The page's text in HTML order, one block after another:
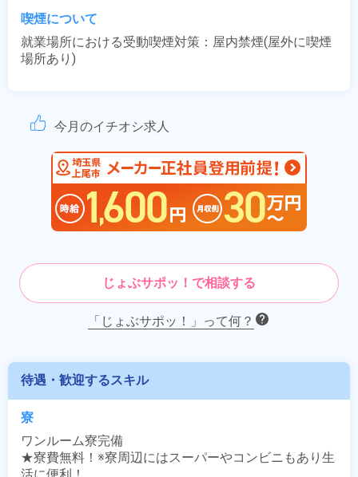
喫煙について
就業場所における受動喫煙対策：屋内禁煙(屋外に喫煙
場所あり)
今月のイチオシ求人
じょぶサポッ！で相談する
「じょぶサポッ！」って何？
待遇・歓迎するスキル
寮
ワンルーム寮完備
★寮費無料！※寮周辺にはスーパーやコンビニもあり生